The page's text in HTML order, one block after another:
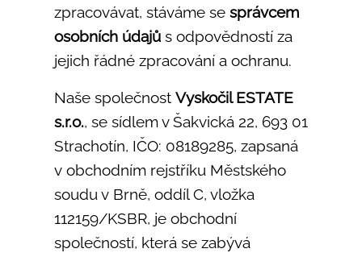
zpracovávat, stáváme se správcem
osobních údajů s odpovědností za
jejich řádné zpracování a ochranu.
Naše společnost Vyskočil ESTATE
s.r.o., se sídlem v Šakvická 22, 693 01
Strachotín, IČO: 08189285, zapsaná
v obchodním rejstříku Městského
soudu v Brně, oddíl C, vložka
112159/KSBR, je obchodní
společností, která se zabývá